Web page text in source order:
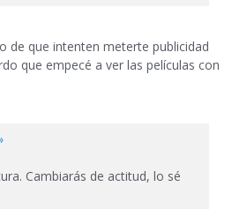
de que intenten meterte publicidad
que empecé a ver las películas con
Cambiarás de actitud, lo sé